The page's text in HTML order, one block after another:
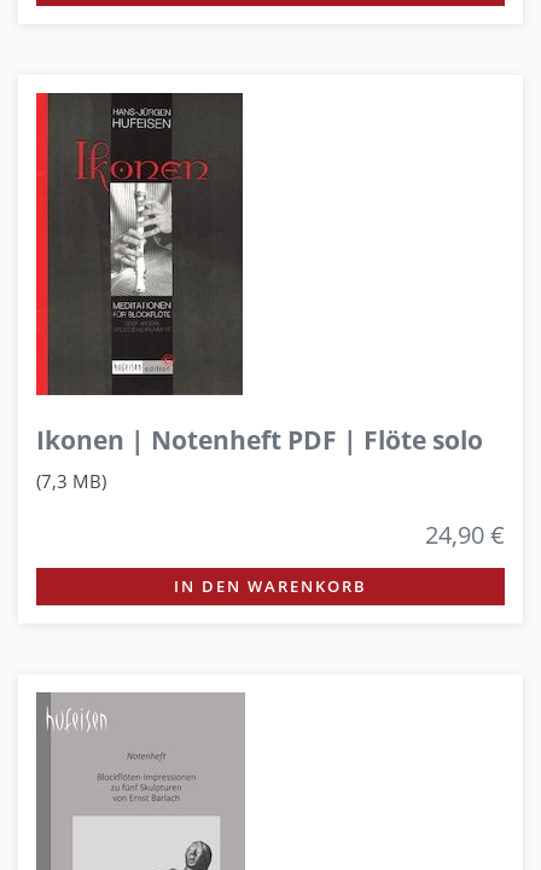
Ikonen | Notenheft PDF | Flöte solo
(7,3 MB)
24,90 €
IN DEN WARENKORB